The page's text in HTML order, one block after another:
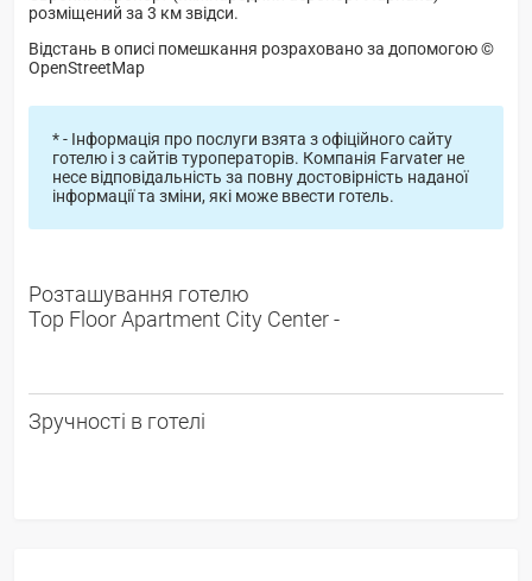
розміщений за 3 км звідси.
Відстань в описі помешкання розраховано за допомогою ©
OpenStreetMap
* - Інформація про послуги взята з офіційного сайту
готелю і з сайтів туроператорів. Компанія Farvater не
несе відповідальність за повну достовірність наданої
інформації та зміни, які може ввести готель.
Розташування готелю
Top Floor Apartment City Center -
Зручності в готелі